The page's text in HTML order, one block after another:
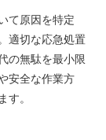
て原因を特定
適切な応急処置
の無駄を最小限
安全な作業方
す。